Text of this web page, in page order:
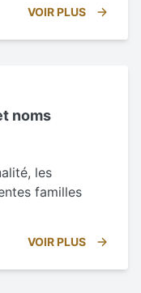
VOIR PLUS
noms
les
familles
VOIR PLUS